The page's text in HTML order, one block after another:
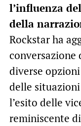
l’influenza
della
Rockstar ha
conversazione
diverse
delle
l’esito delle
reminiscente